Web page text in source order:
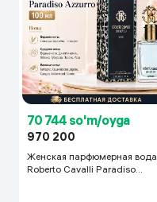
70 744 so'm/oyga
970 200
Женская парфюмерная вода
Roberto Cavalli Paradiso